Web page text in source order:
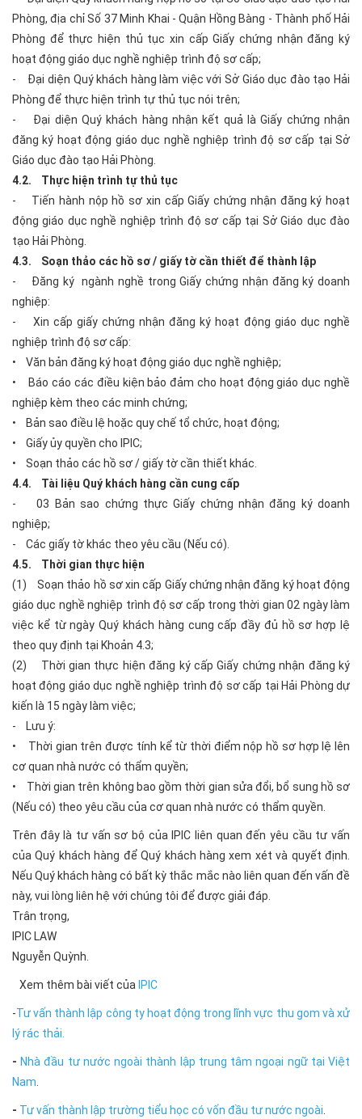
Phòng, địa chỉ Số 37 Minh Khai - Quận Hồng Bàng - Thành phố Hải
Phòng để thực hiện thủ tục xin cấp Giấy chứng nhận đăng ký
hoạt động giáo dục nghề nghiệp trình độ sơ cấp;
- Đại diện Quý khách hàng làm việc với Sở Giáo dục đào tạo Hải
Phòng để thực hiện trình tự thủ tục nói trên;
- Đại diện Quý khách hàng nhận kết quả là Giấy chứng nhận
đăng ký hoạt động giáo dục nghề nghiệp trình độ sơ cấp tại Sở
Giáo dục đào tạo Hải Phòng.
4.2. Thực hiện trình tự thủ tục
- Tiến hành nộp hồ sơ xin cấp Giấy chứng nhận đăng ký hoạt
động giáo dục nghề nghiệp trình độ sơ cấp tại Sở Giáo dục đào
tạo Hải Phòng.
4.3. Soạn thảo các hồ sơ / giấy tờ cần thiết để thành lập
- Đăng ký ngành nghề trong Giấy chứng nhận đăng ký doanh
nghiệp:
- Xin cấp giấy chứng nhận đăng ký hoạt động giáo dục nghề
nghiệp trình độ sơ cấp:
• Văn bản đăng ký hoạt động giáo dục nghề nghiệp;
• Báo cáo các điều kiện bảo đảm cho hoạt động giáo dục nghề
nghiệp kèm theo các minh chứng;
• Bản sao điều lệ hoặc quy chế tổ chức, hoạt động;
• Giấy ủy quyền cho IPIC;
• Soạn thảo các hồ sơ / giấy tờ cần thiết khác.
4.4. Tài liệu Quý khách hàng cần cung cấp
- 03 Bản sao chứng thực Giấy chứng nhận đăng ký doanh
nghiệp;
- Các giấy tờ khác theo yêu cầu (Nếu có).
4.5. Thời gian thực hiện
(1) Soạn thảo hồ sơ xin cấp Giấy chứng nhận đăng ký hoạt động
giáo dục nghề nghiệp trình độ sơ cấp trong thời gian 02 ngày làm
việc kể từ ngày Quý khách hàng cung cấp đầy đủ hồ sơ hợp lệ
theo quy định tại Khoản 4.3;
(2) Thời gian thực hiện đăng ký cấp Giấy chứng nhận đăng ký
hoạt động giáo dục nghề nghiệp trình độ sơ cấp tại Hải Phòng dự
kiến là 15 ngày làm việc;
- Lưu ý:
• Thời gian trên được tính kể từ thời điểm nộp hồ sơ hợp lệ lên
cơ quan nhà nước có thẩm quyền;
• Thời gian trên không bao gồm thời gian sửa đổi, bổ sung hồ sơ
(Nếu có) theo yêu cầu của cơ quan nhà nước có thẩm quyền.
Trên đây là tư vấn sơ bộ của IPIC liên quan đến yêu cầu tư vấn
của Quý khách hàng để Quý khách hàng xem xét và quyết định.
Nếu Quý khách hàng có bất kỳ thắc mắc nào liên quan đến vấn đề
này, vui lòng liên hệ với chúng tôi để được giải đáp.
Trân trọng,
IPIC LAW
Nguyễn Quỳnh.
Xem thêm bài viết của IPIC
-Tư vấn thành lập công ty hoạt động trong lĩnh vực thu gom và xử
lý rác thải.
- Nhà đầu tư nước ngoài thành lập trung tâm ngoại ngữ tại Việt
Nam
- Tư vấn thành lập trường tiểu học có vốn đầu tư nước ngoài